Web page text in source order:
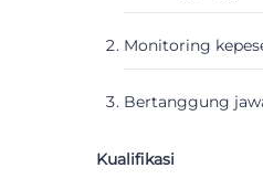
Monitoring
Bertanggung
Kualifikasi